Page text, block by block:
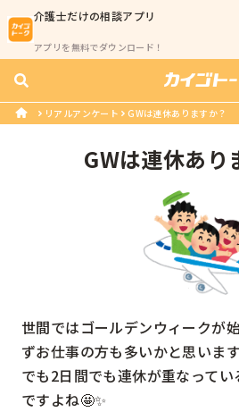
介護士だけの相談アプリ
アプリを無料でダウンロード！
リアルアンケート GWは連休ありますか？
GWは連休あり
世間ではゴールデンウィークが
ずお仕事の方も多いかと思いま
でも2日間でも連休が重なって
ですよね🤩✨